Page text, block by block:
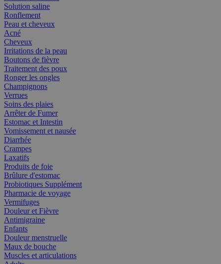
Solution saline
Ronflement
Peau et cheveux
Acné
Cheveux
Irritations de la peau
Boutons de fièvre
Traitement des poux
Ronger les ongles
Champignons
Verrues
Soins des plaies
Arrêter de Fumer
Estomac et Intestin
Vomissement et nausée
Diarrhée
Crampes
Laxatifs
Produits de foie
Brûlure d'estomac
Probiotiques Supplément
Pharmacie de voyage
Vermifuges
Douleur et Fièvre
Antimigraine
Enfants
Douleur menstruelle
Maux de bouche
Muscles et articulations